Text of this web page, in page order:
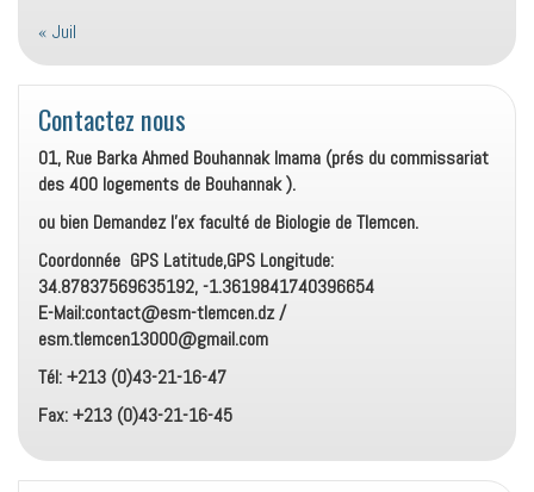
« Juil
Contactez nous
01, Rue Barka Ahmed Bouhannak Imama (prés du commissariat
des 400 logements de Bouhannak ).
ou bien Demandez l’ex faculté de Biologie de Tlemcen.
Coordonnée GPS Latitude,GPS Longitude:
34.87837569635192, -1.3619841740396654
E-Mail:contact@esm-tlemcen.dz /
esm.tlemcen13000@gmail.com
Tél: +213 (0)43-21-16-47
Fax: +213 (0)43-21-16-45